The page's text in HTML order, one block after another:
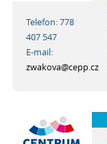
Telefon: 778
407 547
E-mail:
zwakova@cepp.cz